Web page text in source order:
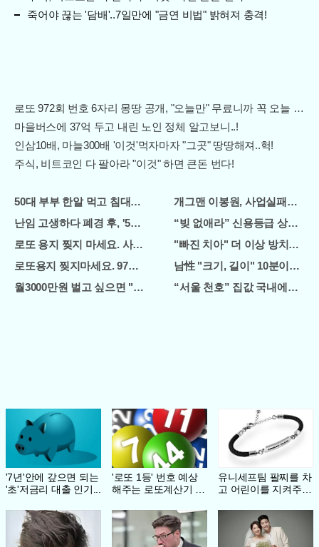
죽어야 끊는 '담배'..7일만에 "금연 비법" 밝혀져 충격!
로또 972회 번호 6자리 몽땅 공개, "오늘만" 무료니까 꼭 오늘 확인하세요.
마을버스에 37억 두고 내린 노인 정체 알고보니..!
인삼10배, 마늘300배 '이것'먹자마자 "그곳" 땅땅해져..헉!
주식, 비트코인 다 팔아라 "이것" 하면 큰돈 번다!
50대 부부 한알 먹고 침대에서 평균횟수 하루5번?
난임 고생하다 폐경 후, '57세' 최고령 쌍둥이 출산?
로또 용지 찢지 마세요. 사람들이 모르는 3가지!!
로또용지 찢지마세요. 97%이상이 모르는 비밀! "뒷면 비추면 번
월3000만원 벌고 싶으면 "이 자격증"만 따면 된다.
개그맨 이봉원, 사업실패로 "
“빚 없애라” 신용등급 상관없
"빠진 치아" 더 이상 방치하지
남性 "크기, 길이" 10분이면 모
“서울 천호” 집값 국내에서 제
'7년'안에 갚으면 되는
'초'저금리 대출 인기...
'로또 1등' 번호 예상
해주는 로또계산기 화
유니세프팀 팔찌를 차
고 어린이를 지켜주세